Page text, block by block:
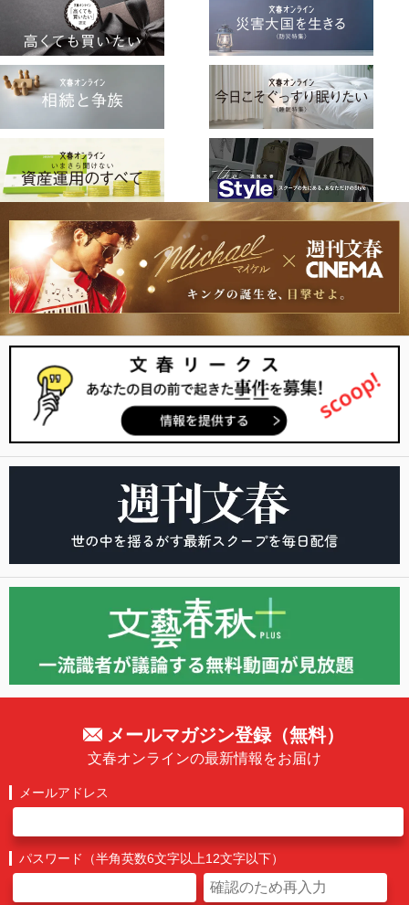
メールマガジン登録（無料）
文春オンラインの最新情報をお届け
メールアドレス
パスワード（半角英数6文字以上12文字以下）